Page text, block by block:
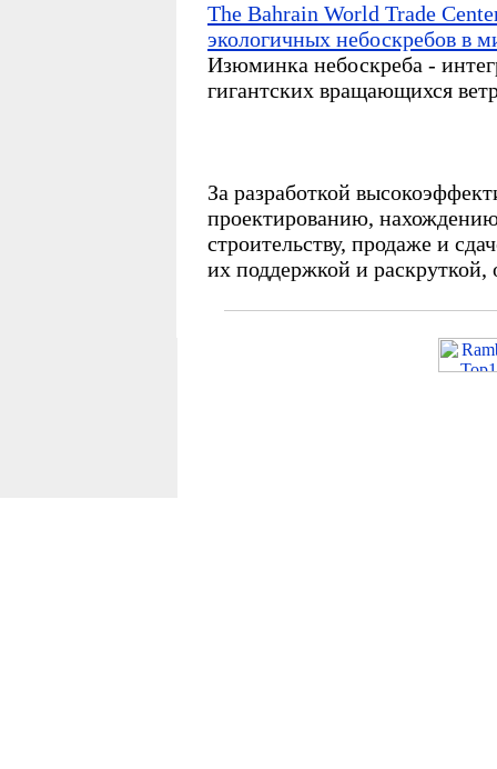
The Bahrain World Trade
экологичных небоскребов в
Изюминка небоскреба -
гигантских вращающихся
За разработкой
проектированию,
строительству, продаже и
их поддержкой и